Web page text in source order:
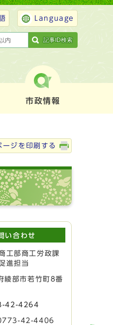
Language
記事ID検索
市政情報
ージを印刷する
い合わせ
工部商工労政課
進担当
綾部市若竹町8番
42-4264
42-4406